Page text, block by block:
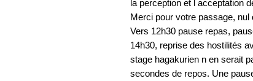
la perception et l acceptation
Merci pour votre passage,
Vers 12h30 pause repas,
14h30, reprise des hostilités
stage hagakurien n en serait
secondes de repos. Une